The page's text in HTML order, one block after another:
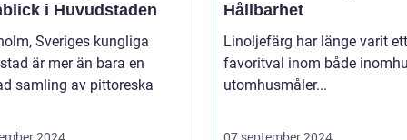
i Huvudstaden
Sveriges kungliga
är mer än bara en
samling av pittoreska
Hållbarhet
Linoljefärg har länge varit ett
favoritval inom både
utomhusmåler...